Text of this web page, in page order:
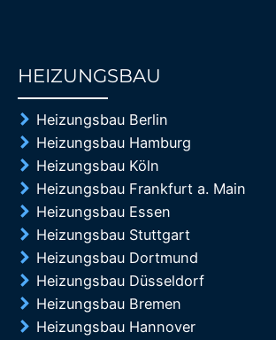
HEIZUNGSBAU
Heizungsbau Berlin
Heizungsbau Hamburg
Heizungsbau Köln
Heizungsbau Frankfurt a. Main
Heizungsbau Essen
Heizungsbau Stuttgart
Heizungsbau Dortmund
Heizungsbau Düsseldorf
Heizungsbau Bremen
Heizungsbau Hannover